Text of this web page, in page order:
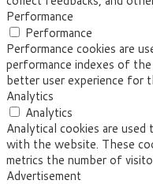
Performance
Performance
Performance cookies are
performance indexes of
better user experience for
Analytics
Analytics
Analytical cookies are
with the website. These
metrics the number of
Advertisement